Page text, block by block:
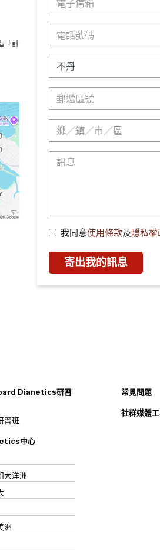
「計
我同意使用條款及隱私權
寄出我的訊息
Dianetics研習
習班
中心
大洋洲
洲
常見問題
社群媒體